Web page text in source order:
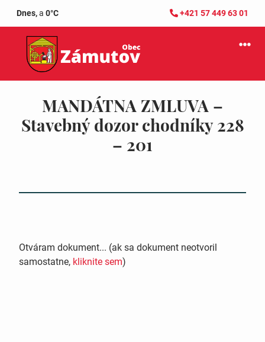
Dnes,a 0°C +421 57 449 63 01
MANDÁTNA ZMLUVA –
Stavebný dozor chodníky 228
– 201
Otváram dokument... (ak sa dokument neotvoril
samostatne, kliknite sem)